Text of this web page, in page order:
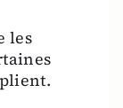
les